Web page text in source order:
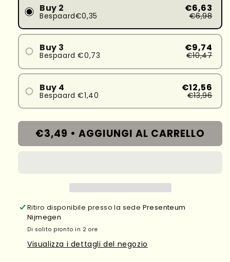
Buy 2
Bespaard€0,35
€6,63
€6,98
Buy 3
Bespaard €0,73
€9,74
€10,47
Buy 4
Bespaard €1,40
€12,56
€13,96
€3,49 • AGGIUNGI AL CARRELLO
Ritiro disponibile presso la sede Presenteum
Nijmegen
Di solito pronto in 2 ore
Visualizza i dettagli del negozio